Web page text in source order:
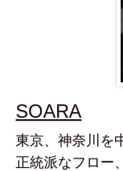
SOARA
東京、神奈川を
正統派なフロー